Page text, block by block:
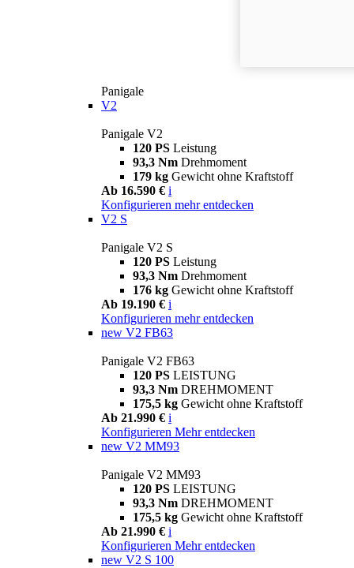
Panigale
V2
Panigale V2
120 PS Leistung
93,3 Nm Drehmoment
179 kg Gewicht ohne Kraftstoff
Ab 16.590 € i
Konfigurieren mehr entdecken
V2 S
Panigale V2 S
120 PS Leistung
93,3 Nm Drehmoment
176 kg Gewicht ohne Kraftstoff
Ab 19.190 € i
Konfigurieren mehr entdecken
new V2 FB63
Panigale V2 FB63
120 PS LEISTUNG
93,3 Nm DREHMOMENT
175,5 kg Gewicht ohne Kraftstoff
Ab 21.990 € i
Konfigurieren Mehr entdecken
new V2 MM93
Panigale V2 MM93
120 PS LEISTUNG
93,3 Nm DREHMOMENT
175,5 kg Gewicht ohne Kraftstoff
Ab 21.990 € i
Konfigurieren Mehr entdecken
new V2 S 100